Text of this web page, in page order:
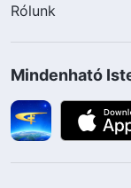
Rólunk
Mindenható